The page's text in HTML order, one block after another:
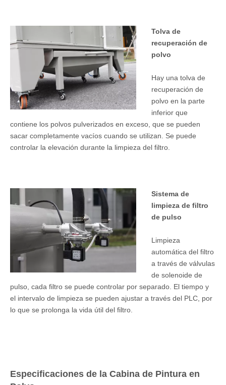
Tolva de
recuperación de
polvo
Hay una tolva de
recuperación de
polvo en la parte
inferior que
contiene los polvos pulverizados en exceso, que se pueden
sacar completamente vacíos cuando se utilizan. Se puede
controlar la elevación durante la limpieza del filtro.
Sistema de
limpieza de filtro
de pulso
Limpieza
automática del filtro
a través de válvulas
de solenoide de
pulso, cada filtro se puede controlar por separado. El tiempo y
el intervalo de limpieza se pueden ajustar a través del PLC, por
lo que se prolonga la vida útil del filtro.
Especificaciones de la Cabina de Pintura en